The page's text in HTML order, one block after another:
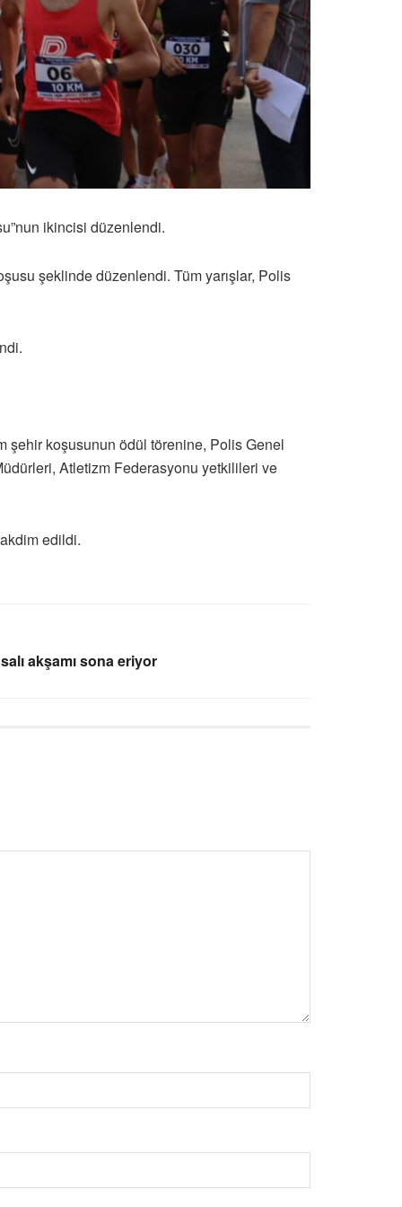
ikincisi düzenlendi.
şeklinde düzenlendi. Tüm yarışlar, Polis
şehir koşusunun ödül törenine, Polis Genel
Atletizm Federasyonu yetkilileri ve
edildi.
akşamı sona eriyor